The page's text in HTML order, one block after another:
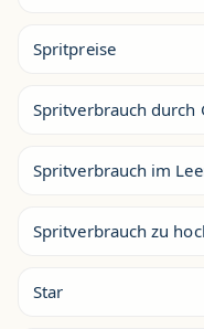
Spritpreise
Spritverbrauch durch
Spritverbrauch im
Spritverbrauch zu
Star